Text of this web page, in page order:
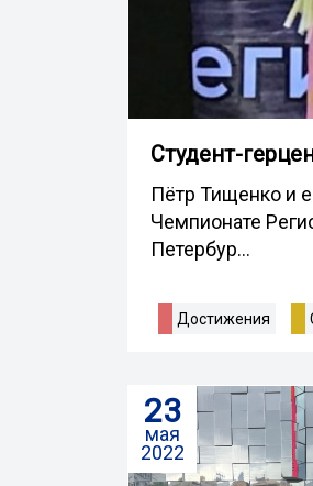
Студент-
Пётр Тищенко и
Чемпионате
Петербур...
Достижения
23
мая
2022